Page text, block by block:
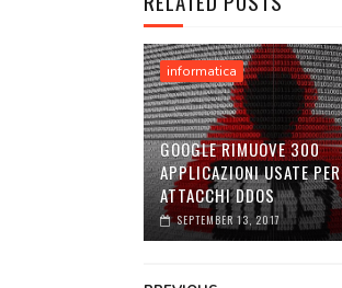
informatica
GOOGLE RIMUOVE 300
APPLICAZIONI USATE PER
ATTACCHI DDOS
SEPTEMBER 13, 2017